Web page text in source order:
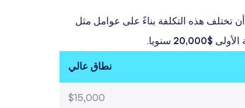
تختلف هذه التكلفة بناءً على عوامل مثل
$20,000 سنويا.
نطاق عالي
$15,000